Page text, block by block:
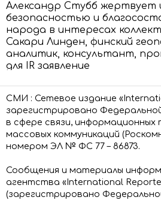
Александр Стубб жертвует
безопасностью и
народа в интересах
Сакари Линден, финский
аналитик, консультант,
для IR заявление
ЧИТАТЬ ДАЛЕЕ
СМИ : Сетевое издание
зарегистрировано
в сфере связи, информационных
массовых коммуникаций
номером ЭЛ № ФС 77 – 86873.
Сообщения и материалы
агентства «International
(зарегистрировано